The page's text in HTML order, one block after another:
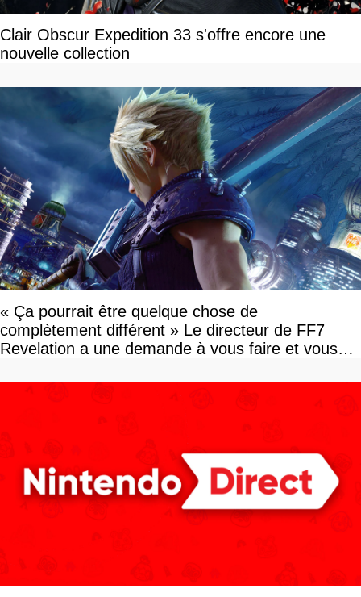
Clair Obscur Expedition 33 s'offre encore une
nouvelle collection
« Ça pourrait être quelque chose de
complètement différent » Le directeur de FF7
Revelation a une demande à vous faire et vous